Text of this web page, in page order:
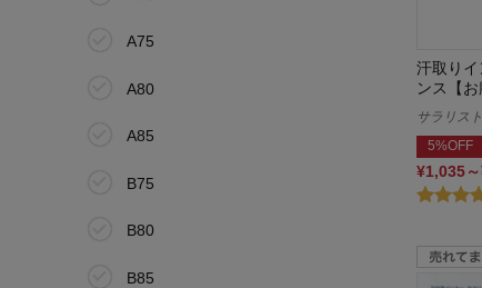
A75
A80
A85
B75
B80
B85
汗取り
ンス【お
サラリス
5%OFF
¥1,035